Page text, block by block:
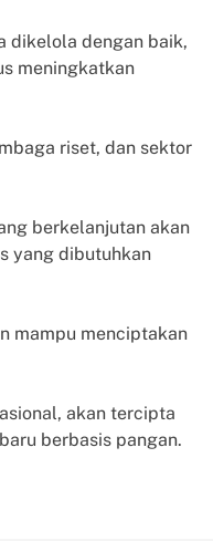
dikelola dengan baik,
meningkatkan
riset, dan sektor
berkelanjutan akan
yang dibutuhkan
mampu menciptakan
akan tercipta
berbasis pangan.